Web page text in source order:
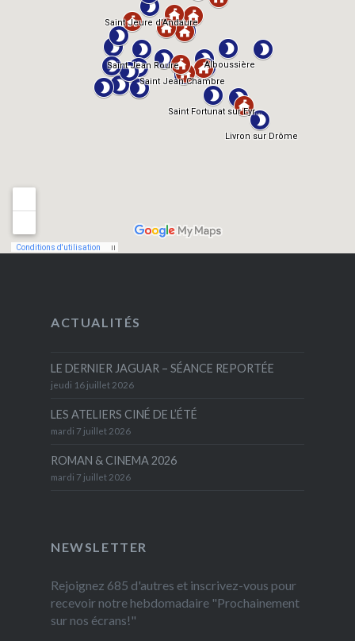
ACTUALITÉS
LE DERNIER JAGUAR – SÉANCE REPORTÉE
jeudi 16 juillet 2026
LES ATELIERS CINÉ DE L’ÉTÉ
mardi 7 juillet 2026
ROMAN & CINEMA 2026
mardi 7 juillet 2026
NEWSLETTER
Rejoignez 685 d'autres et inscrivez-vous pour
recevoir notre hebdomadaire "Prochainement
sur nos écrans!"